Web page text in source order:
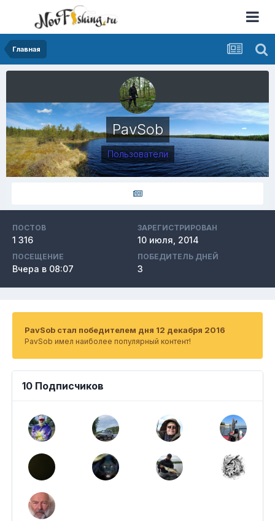
Главная
PavSob
Пользователи
ПОСТОВ
1 316
ЗАРЕГИСТРИРОВАН
10 июля, 2014
ПОСЕЩЕНИЕ
Вчера в 08:07
ПОБЕДИТЕЛЬ ДНЕЙ
3
PavSob стал победителем дня 12 декабря 2016
PavSob имел наиболее популярный контент!
10 Подписчиков